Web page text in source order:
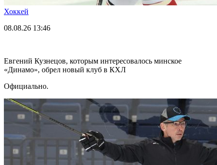
Хоккей
08.08.26 13:46
Евгений Кузнецов, которым интересовалось минское
«Динамо», обрел новый клуб в КХЛ
Официально.